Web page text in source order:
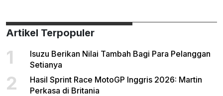
Artikel Terpopuler
1
Isuzu Berikan Nilai Tambah Bagi Para Pelanggan
Setianya
2
Hasil Sprint Race MotoGP Inggris 2026: Martin
Perkasa di Britania